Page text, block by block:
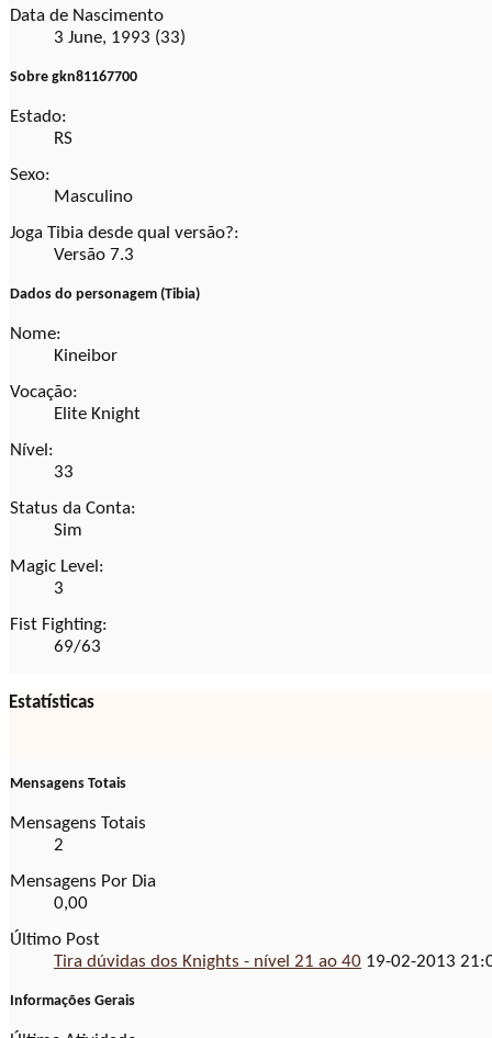
Data de Nascimento
3 June, 1993 (33)
Sobre gkn81167700
Estado:
RS
Sexo:
Masculino
Joga Tibia desde qual versão?:
Versão 7.3
Dados do personagem (Tibia)
Nome:
Kineibor
Vocação:
Elite Knight
Nível:
33
Status da Conta:
Sim
Magic Level:
3
Fist Fighting:
69/63
Estatísticas
Mensagens Totais
Mensagens Totais
2
Mensagens Por Dia
0,00
Último Post
Tira dúvidas dos Knights - nível 21 ao 40 19-02-2013
Informações Gerais